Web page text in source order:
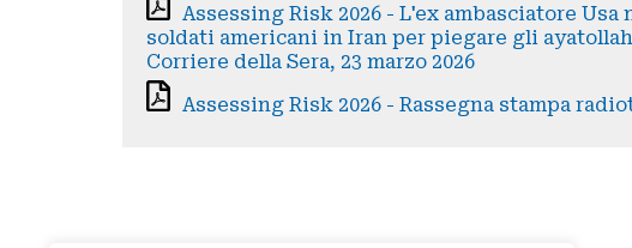
Assessing Risk 2026 - L'ex ambasciatore
soldati americani in Iran per piegare gli
Corriere della Sera, 23 marzo 2026
Assessing Risk 2026 - Rassegna stampa